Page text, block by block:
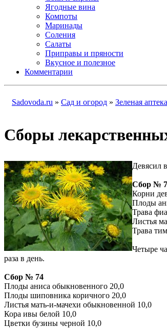
Ягодные вина
Компоты
Маринады
Соления
Салаты
Приправы и пряности
Вкусное и полезное
Комментарии
Sadovoda.ru » Сад и огород » Зеленая аптека
Cборы
Девясил
Сбор №
Корни
Плоды
Трава
Листья
Трава
Четыре
раза в день.
Сбор № 74
Плоды аниса обыкновенного 20,0
Плоды шиповника коричного 20,0
Листья мать-и-мачехи обыкновенной 10,0
Кора ивы белой 10,0
Цветки бузины черной 10,0